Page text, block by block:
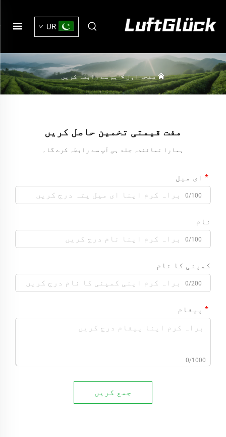
UR
صفحہ اول>ہم سے رابطہ کریں
مفت قیمتی تخمین حاصل کریں
ہمارا نمائندہ جلد ہی آپ سے رابطہ کرے گا۔
ای میل
0/100
نام
0/100
کمپنی کا نام
0/200
پیغام
0/1000
جمع کریں